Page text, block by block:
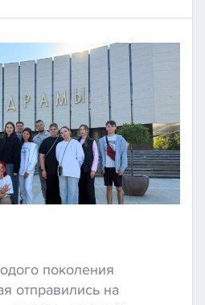
поколения
отправились на